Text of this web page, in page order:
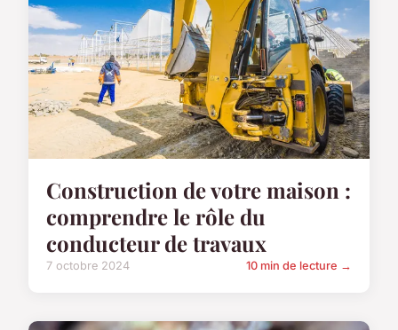
Construction de votre maison :
comprendre le rôle du
conducteur de travaux
7 octobre 2024 10 min de lecture →